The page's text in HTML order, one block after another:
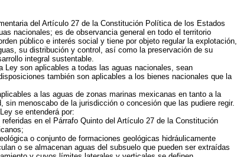
del Artículo 27 de la Constitución Política de los Estados
nacionales; es de observancia general en todo el territorio
público e interés social y tiene por objeto regular la explotación,
su distribución y control, así como la preservación de su
integral sustentable.
son aplicables a todas las aguas nacionales, sean
también son aplicables a los bienes nacionales que la
a las aguas de zonas marinas mexicanas en tanto a la
sin menoscabo de la jurisdicción o concesión que las pudiere regir.
se entenderá por:
en el Párrafo Quinto del Artículo 27 de la Constitución
o conjunto de formaciones geológicas hidráulicamente
o se almacenan aguas del subsuelo que pueden ser extraídas